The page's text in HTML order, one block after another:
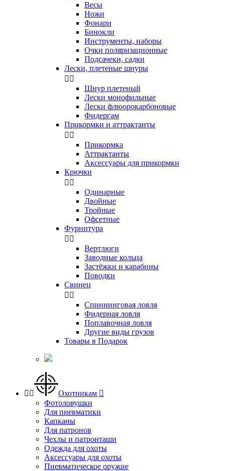
Весы
Ножи
Фонари
Бинокли
Инструменты, наборы
Очки поляризационные
Подсачеки, садки
Лески, плетеные шнуры
 
Шнур плетеный
Лески монофильные
Лески флюорокарбоновые
Фидергам
Прикормки и аттрактанты
 
Прикормка
Аттрактанты
Аксессуары для прикормки
Крючки
 
Одинарные
Двойные
Тройные
Офсетные
Фурнитура
 
Вертлюги
Заводные кольца
Застёжки и карабины
Поводки
Свинец
 
Спиннинговая ловля
Фидерная ловля
Поплавочная ловля
Другие виды грузов
Товары в Подарок
  Охотникам 
Фотоловушки
Для пневматики
Капканы
Для патронов
Чехлы и патронташи
Одежда для охоты
Аксессуары для охоты
Пневматическое оружие